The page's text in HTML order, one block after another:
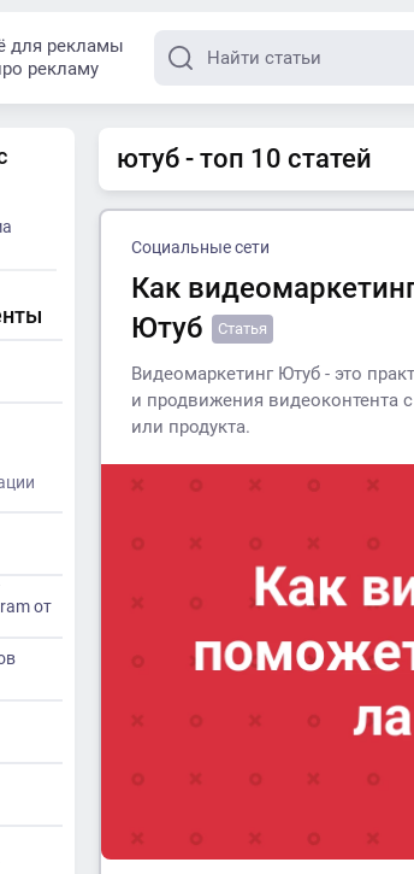
для рекламы
рекламу
ютуб - топ 10 статей
Социальные сети
Как
Ютуб
Статья
Видеомаркетинг Ютуб - это
и продвижения видеоконтента
или продукта.
от